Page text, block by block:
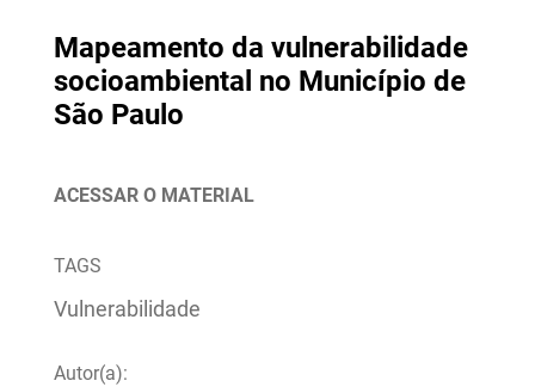
Mapeamento da vulnerabilidade
socioambiental no Município de
São Paulo
ACESSAR O MATERIAL
TAGS
Vulnerabilidade
Autor(a):